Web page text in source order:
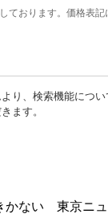
ております。価格表記
り、検索機能につい
ます。
かない 東京ニ